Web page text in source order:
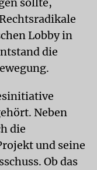
Lobby in
die
Neben
die
und seine
Ob das